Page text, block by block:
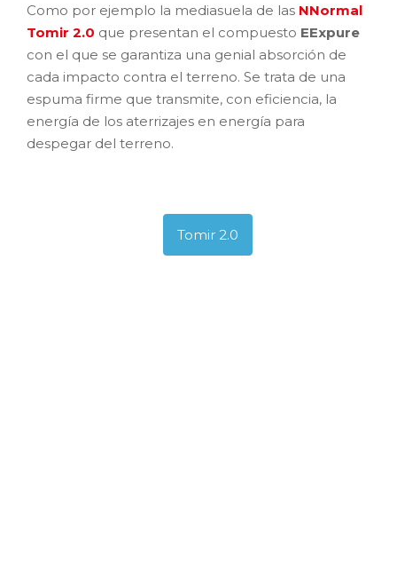
Como por ejemplo la mediasuela de las NNormal
Tomir 2.0 que presentan el compuesto EExpure
con el que se garantiza una genial absorción de
cada impacto contra el terreno. Se trata de una
espuma firme que transmite, con eficiencia, la
energía de los aterrizajes en energía para
despegar del terreno.
Tomir 2.0